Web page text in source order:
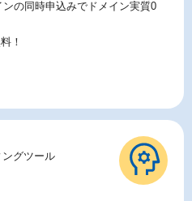
の同時申込みでドメイン実質0
！
グツール